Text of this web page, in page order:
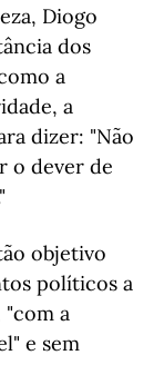
Diogo
dos
a
a
dizer: "Não
o dever de
objetivo
políticos a
a
e sem